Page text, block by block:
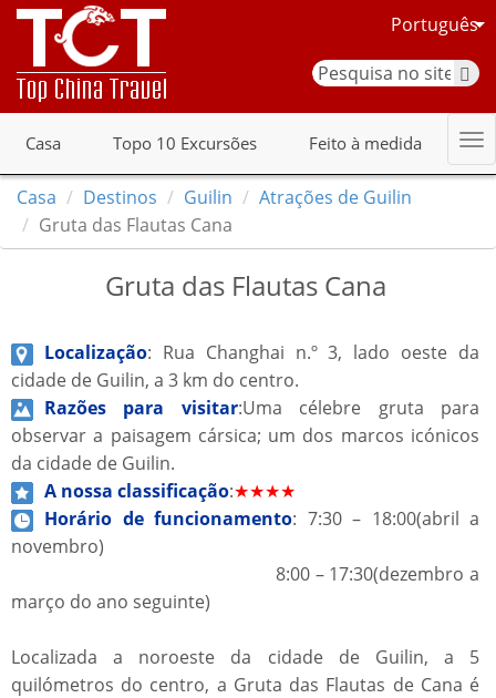
Português
Casa Topo 10 Excursões Feito à medida
Casa Destinos Guilin
Atrações de Guilin
Gruta das Flautas Cana
Gruta das Flautas Cana
Localização: Rua Changhai n.º 3, lado oeste da
cidade de Guilin, a 3 km do centro.
Razões para visitar:Uma célebre gruta para
observar a paisagem cársica; um dos marcos icónicos
da cidade de Guilin.
A nossa classificação:★★★★
Horário de funcionamento: 7:30 – 18:00(abril a
novembro)
8:00 – 17:30(dezembro a
março do ano seguinte)
Localizada a noroeste da cidade de Guilin, a 5
quilómetros do centro, a Gruta das Flautas de Cana é